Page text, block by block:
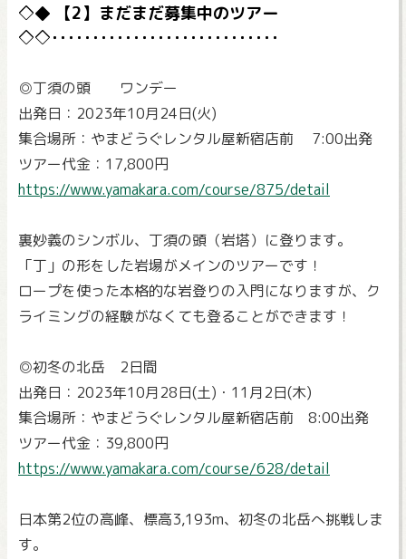
【2】まだまだ募集中のツアー
◎丁須の頭 ワンデー
出発日：2023年10月24日(火)
集合場所：やまどうぐレンタル屋新宿店前 7:00出発
ツアー代金：17,800円
https://www.yamakara.com/course/875/detail
裏妙義のシンボル、丁須の頭（岩塔）に登ります。
「丁」の形をした岩場がメインのツアーです！
ロープを使った本格的な岩登りの入門になりますが、ク
ライミングの経験がなくても登ることができます！
◎初冬の北岳 2日間
出発日：2023年10月28日(土)・11月2日(木)
集合場所：やまどうぐレンタル屋新宿店前 8:00出発
ツアー代金：39,800円
https://www.yamakara.com/course/628/detail
日本第2位の高峰、標高3,193m、初冬の北岳へ挑戦しま
す。